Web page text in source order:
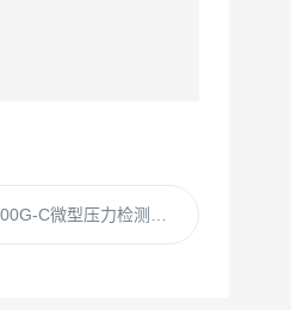
力检测单点式测力感应器